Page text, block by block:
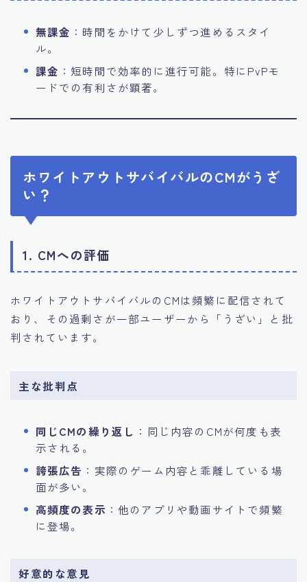
無課金 ：時間をかけて少しずつ進めるスタイ
ル。
課金 ：短時間で効率的に進行可能。特にPvPモ
ードでの有利さが顕著。
ホワイトアウトサバイバルのCMがうざ
い？
1. CMへの評価
ホワイトアウトサバイバルのCMは頻繁に配信されて
おり、その過剰さが一部ユーザーから「うざい」と批
判されています。
主な批判点
同じCMの繰り返し ：同じ内容のCMが何度も表
示される。
誇張広告 ：実際のゲーム内容と乖離している場
面が多い。
高頻度の表示 ：他のアプリや動画サイトで頻繁
に登場。
好意的な意見